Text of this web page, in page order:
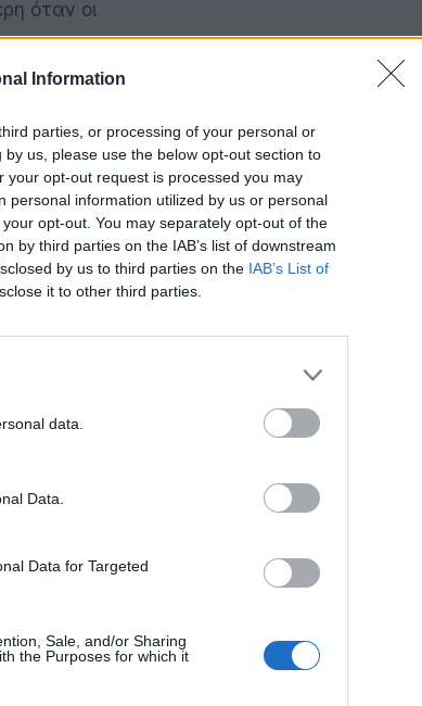
Information
parties, or processing of your personal or
us, please use the below opt-out section to
opt-out request is processed you may
personal information utilized by us or personal
opt-out. You may separately opt-out of the
by third parties on the IAB’s list of downstream
by us to third parties on the IAB’s List of
it to other third parties.
data.
Data.
Data for Targeted
Sale, and/or Sharing
the Purposes for which it
όταν οι
εργαζομένων
στήριξης. Το 31%
και
στον χώρο
μετεγκατάστασης.
ως εργαλείο για
παρουσιάζεται
με στόχο να συνδέει
εργαζομένους
διευκόλυνσης των
αγοράς
που έχει
on European